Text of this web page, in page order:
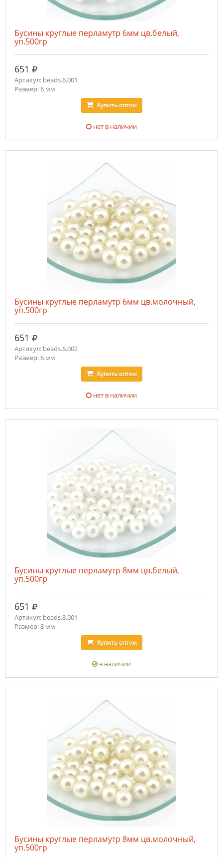
Бусины круглые перламутр 6мм цв.белый,
уп.500гр
651 руб.
Артикул: beads.6.001
Размер: 6 мм
Купитьоптом
нет в наличии
Бусины круглые перламутр 6мм цв.молочный,
уп.500гр
651 руб.
Артикул: beads.6.002
Размер: 6 мм
Купитьоптом
нет в наличии
Бусины круглые перламутр 8мм цв.белый,
уп.500гр
651 руб.
Артикул: beads.8.001
Размер: 8 мм
Купитьоптом
в наличии
Бусины круглые перламутр 8мм цв.молочный,
уп.500гр